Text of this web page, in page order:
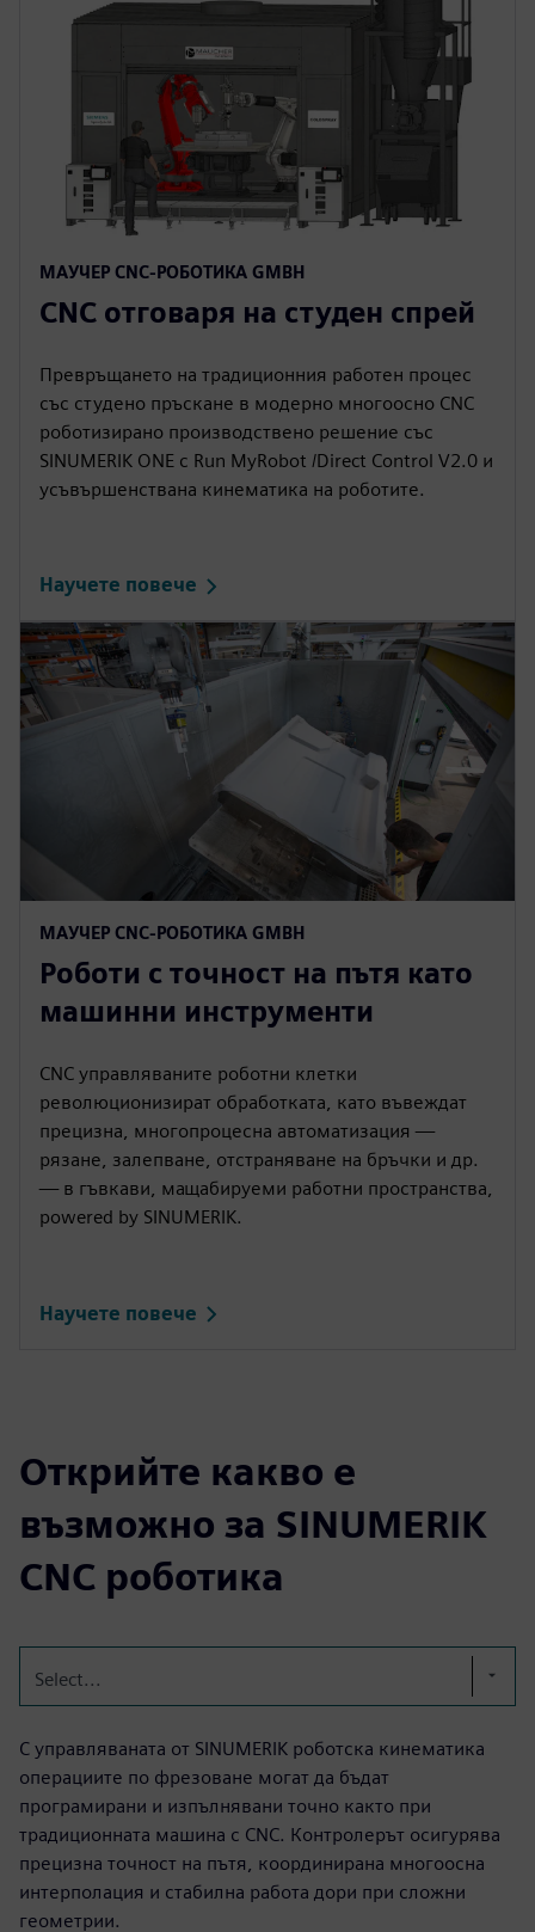
МАУЧЕР CNC-РОБОТИКА GMBH
CNC отговаря на студен спрей
Превръщането на традиционния работен процес
със студено пръскане в модерно многоосно CNC
роботизирано производствено решение със
SINUMERIK ONE с Run MyRobot /Direct Control V2.0 и
усъвършенствана кинематика на роботите.
Научете повече
МАУЧЕР CNC-РОБОТИКА GMBH
Роботи с точност на пътя като
машинни инструменти
CNC управляваните роботни клетки
революционизират обработката, като въвеждат
прецизна, многопроцесна автоматизация —
рязане, залепване, отстраняване на бръчки и др.
— в гъвкави, мащабируеми работни пространства,
powered by SINUMERIK.
Научете повече
Открийте какво е
възможно за SINUMERIK
CNC роботика
Select...
С управляваната от SINUMERIK роботска кинематика
операциите по фрезоване могат да бъдат
програмирани и изпълнявани точно както при
традиционната машина с CNC. Контролерът осигурява
прецизна точност на пътя, координирана многоосна
интерполация и стабилна работа дори при сложни
геометрии.